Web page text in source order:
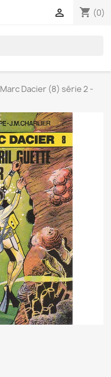
shopping_cart (0)

Marc Dacier (8) série 2 -